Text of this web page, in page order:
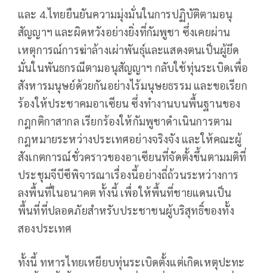
และ 4.ไทยยืนยันความมุ่งมั่นในการปฏิบัติตามอนุ
สัญญาฯ และผิดหวังอย่างยิ่งที่กัมพูชา ซึ่งเคยผ่าน
เหตุการณ์การฆ่าล้างเผ่าพันธุ์และแสดงตนเป็นผู้ยึด
มั่นในพันธกรณีตามอนุสัญญาฯ กลับใช้ทุ่นระเบิดเพื่อ
สังหารมนุษย์ด้วยกันอย่างไร้มนุษยธรรม และขอเรียก
ร้องให้ประชาคมอาเซียน ซึ่งทำงานบนพื้นฐานของ
กฎกติกาสากล เรียกร้องให้กัมพูชาดำเนินการตาม
กฎหมายระหว่างประเทศอย่างจริงจัง และให้คณะผู้
สังเกตการณ์ชั่วคราวของอาเซียนที่จัดตั้งขึ้นตามมติที่
ประชุมจีบีซีพิจารณาเรื่องนี้อย่างถี่ถ้วนระหว่างการ
ลงพื้นที่ในอนาคต ทั้งนี้ เพื่อให้พื้นที่ชายแดนเป็น
พื้นที่ที่ปลอดภัยสำหรับประชาชนผู้บริสุทธิ์ของทั้ง
สองประเทศ
ทั้งนี้ ทหารไทยเหยียบทุ่นระเบิดตั้งแต่เกิดเหตุปะทะ